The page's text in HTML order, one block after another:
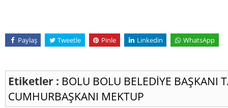
Paylaş Tweetle Pinle Linkedin WhatsApp
Etiketler : BOLU BOLU BELEDİYE BAŞKANI
CUMHURBAŞKANI MEKTUP